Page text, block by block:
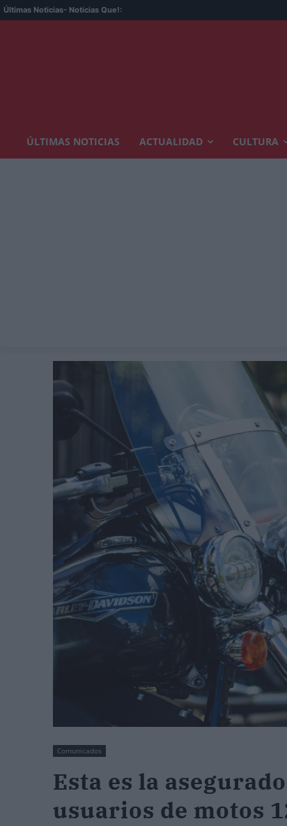
Últimas Noticias- Noticias Que!:
ÚLTIMAS NOTICIAS ACTUALIDAD CULTURA
Comunicados
Esta es la
usuarios de motos